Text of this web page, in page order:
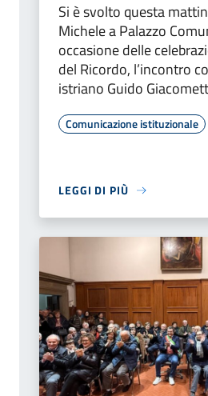
Si è svolto questa
Michele a Palazzo
occasione delle
del Ricordo, l’incontro
istriano Guido
Comunicazione istituzionale
LEGGI DI PIÙ